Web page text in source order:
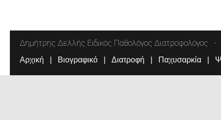
Δημήτρης Δελλής Ειδικός Παθολόγος Διατροφολόγος
Αρχική Βιογραφικό Διατροφή Παχυσαρκία